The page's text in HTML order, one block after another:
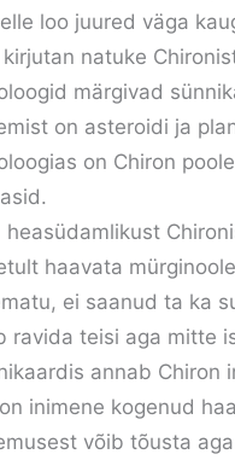
loo juured väga
natuke
märgivad
on asteroidi ja
on Chiron
heasüdamlikust
haavata
ei saanud ta ka
ravida teisi aga mitte
annab Chiron
inimene kogenud
võib tõusta